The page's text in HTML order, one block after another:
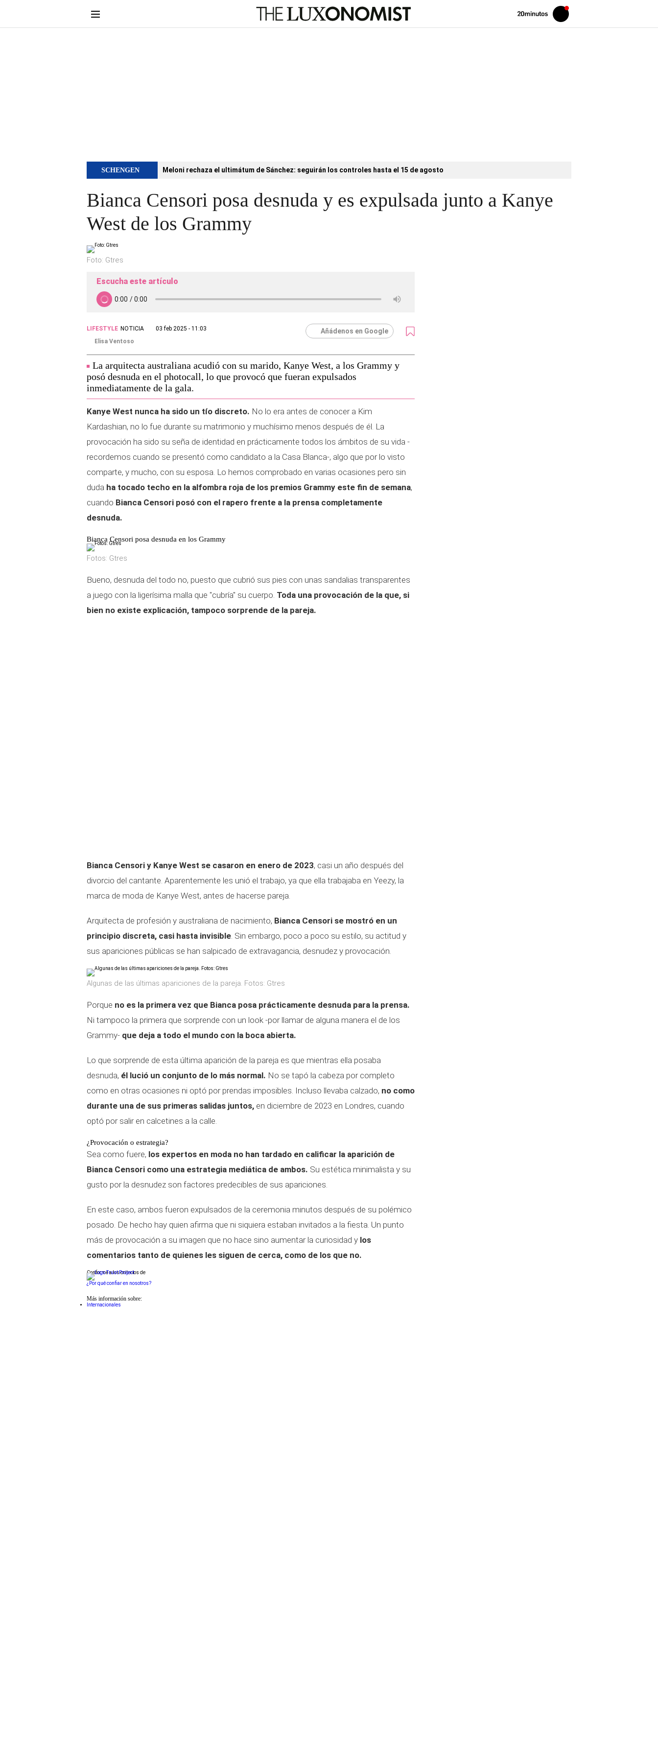
Volver
Iniciar
sesión
SCHENGEN Meloni rechaza el ultimátum de Sánchez: seguirán los controles hasta el 15 de agosto
Bianca Censori posa desnuda y es expulsada junto a Kanye
West de los Grammy
Foto: Gtres
Escucha este artículo
LIFESTYLE NOTICIA
03 feb 2025 - 11:03
Elisa Ventoso
Añádenos en Google
La arquitecta australiana acudió con su marido, Kanye West, a los Grammy y
posó desnuda en el photocall, lo que provocó que fueran expulsados
inmediatamente de la gala.
Kanye West nunca ha sido un tío discreto. No lo era antes de conocer a Kim
Kardashian, no lo fue durante su matrimonio y muchísimo menos después de él. La
provocación ha sido su seña de identidad en prácticamente todos los ámbitos de su vida -
recordemos cuando se presentó como candidato a la Casa Blanca-, algo que por lo visto
comparte, y mucho, con su esposa. Lo hemos comprobado en varias ocasiones pero sin
duda ha tocado techo en la alfombra roja de los premios Grammy este fin de semana,
cuando Bianca Censori posó con el rapero frente a la prensa completamente
desnuda.
Bianca Censori posa desnuda en los Grammy
Fotos: Gtres
Bueno, desnuda del todo no, puesto que cubrió sus pies con unas sandalias transparentes
a juego con la ligerísima malla que "cubría" su cuerpo. Toda una provocación de la que, si
bien no existe explicación, tampoco sorprende de la pareja.
Bianca Censori y Kanye West se casaron en enero de 2023, casi un año después del
divorcio del cantante. Aparentemente les unió el trabajo, ya que ella trabajaba en Yeezy, la
marca de moda de Kanye West, antes de hacerse pareja.
Arquitecta de profesión y australiana de nacimiento, Bianca Censori se mostró en un
principio discreta, casi hasta invisible. Sin embargo, poco a poco su estilo, su actitud y
sus apariciones públicas se han salpicado de extravagancia, desnudez y provocación.
Algunas de las últimas apariciones de la pareja. Fotos: Gtres
Porque no es la primera vez que Bianca posa prácticamente desnuda para la prensa.
Ni tampoco la primera que sorprende con un look -por llamar de alguna manera el de los
Grammy- que deja a todo el mundo con la boca abierta.
Lo que sorprende de esta última aparición de la pareja es que mientras ella posaba
desnuda, él lució un conjunto de lo más normal. No se tapó la cabeza por completo
como en otras ocasiones ni optó por prendas imposibles. Incluso llevaba calzado, no como
durante una de sus primeras salidas juntos, en diciembre de 2023 en Londres, cuando
optó por salir en calcetines a la calle.
¿Provocación o estrategia?
Sea como fuere, los expertos en moda no han tardado en calificar la aparición de
Bianca Censori como una estrategia mediática de ambos. Su estética minimalista y su
gusto por la desnudez son factores predecibles de sus apariciones.
En este caso, ambos fueron expulsados de la ceremonia minutos después de su polémico
posado. De hecho hay quien afirma que ni siquiera estaban invitados a la fiesta. Un punto
más de provocación a su imagen que no hace sino aumentar la curiosidad y los
comentarios tanto de quienes les siguen de cerca, como de los que no.
Conforme a los criterios de
¿Por qué confiar en nosotros?
Más información sobre:
Internacionales